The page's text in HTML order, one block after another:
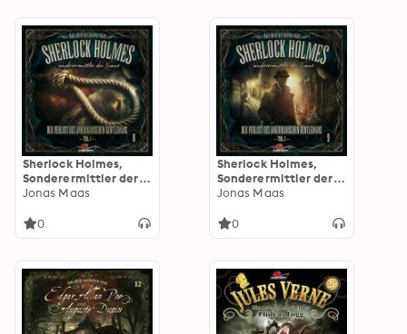
Sherlock Holmes,
Sonderermittler der
Krone - Aus den
Verlust des
Jonas Maas
0
Sherlock Holmes,
Sonderermittler der
Krone - Aus den
Verlust des
Jonas Maas
0